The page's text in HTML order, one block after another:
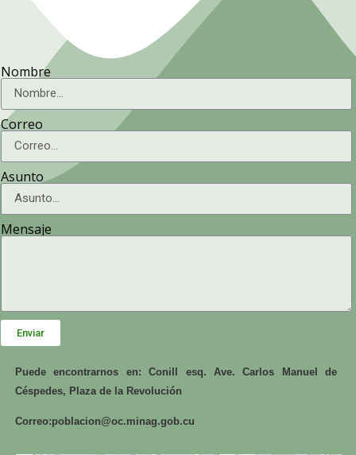
Nombre
Correo
Asunto
Mensaje
Enviar
Puede encontrarnos en: Conill esq. Ave. Carlos Manuel de
Céspedes, Plaza de la Revolución
Correo:poblacion@oc.minag.gob.cu